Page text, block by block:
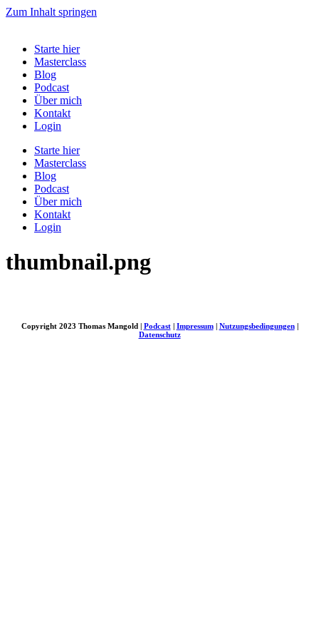
Zum Inhalt springen
Starte hier
Masterclass
Blog
Podcast
Über mich
Kontakt
Login
Starte hier
Masterclass
Blog
Podcast
Über mich
Kontakt
Login
thumbnail.png
Copyright 2023 Thomas Mangold | Podcast| Impressum| Nutzungsbedingungen|
Datenschutz